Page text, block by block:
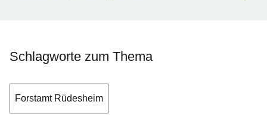
Schlagworte zum Thema
Forstamt Rüdesheim